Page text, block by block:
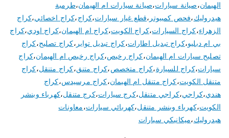
الهيمان،صيانة سيارات،صيانة سيارات ام الهيمان،طرمبة
هيدروليك،فحص كمبيوتر ،قطع غيار سيارات،كراج،كراج اخصائي،كراج
الزهراء،كراج السيارات،كراج الكويت،كراج ام الهيمان،كراج اودي،كراج
بي ام دبليو،كراج تبديل اطارات،كراج تبديل تواير ،كراج تصليح،كراج
تصليح سيارات ام الهيمان،كراج رخيص،كراج رخيص ام الهيمان،كراج
سيارات،كراج للسيارة،كراج متخصص،كراج متنق،كراج متنقل،كراج
متنقل الكويت،كراج متنقل ام الهيمان،كراج مرسيدس،كراج
هندي،كراجي،كراجي متنقل،كرج سيارات،كرج متنقل،كهرباء وبنشر
الكويت،كهرباء وبنشر متنقل،كهربائي سيارات،معاونات
هيدروليك،ميكانيكي سيارات